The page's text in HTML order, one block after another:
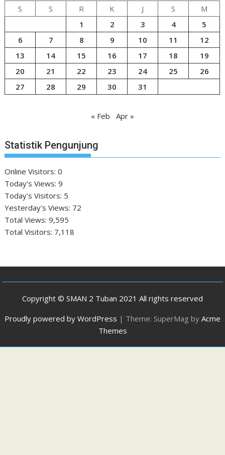
S
S R K J S
M
1
2 3 4
5
6
7 8 9 10 11
12
13
14 15 16 17 18
19
20
21 22 23 24 25
26
27
28 29 30 31
« Feb Apr »
Statistik Pengunjung
Online Visitors:0
Today's Views:9
Today's Visitors: 5
Yesterday's Views: 72
Total Views:9,595
Total Visitors: 7,118
Copyright © SMAN 2 Tuban 2021 All rights reserved
Proudly powered by WordPress | Theme: SuperMag by Acme
Themes